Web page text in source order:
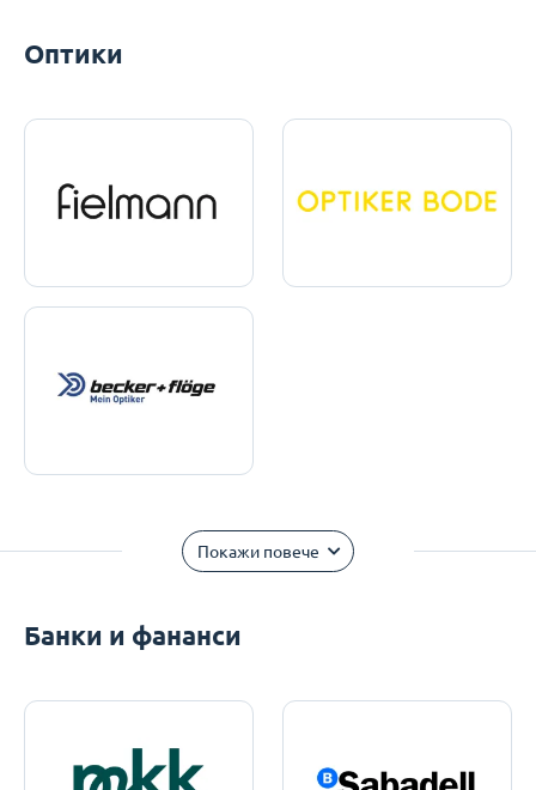
Оптики
Покажи повече
Банки и фананси